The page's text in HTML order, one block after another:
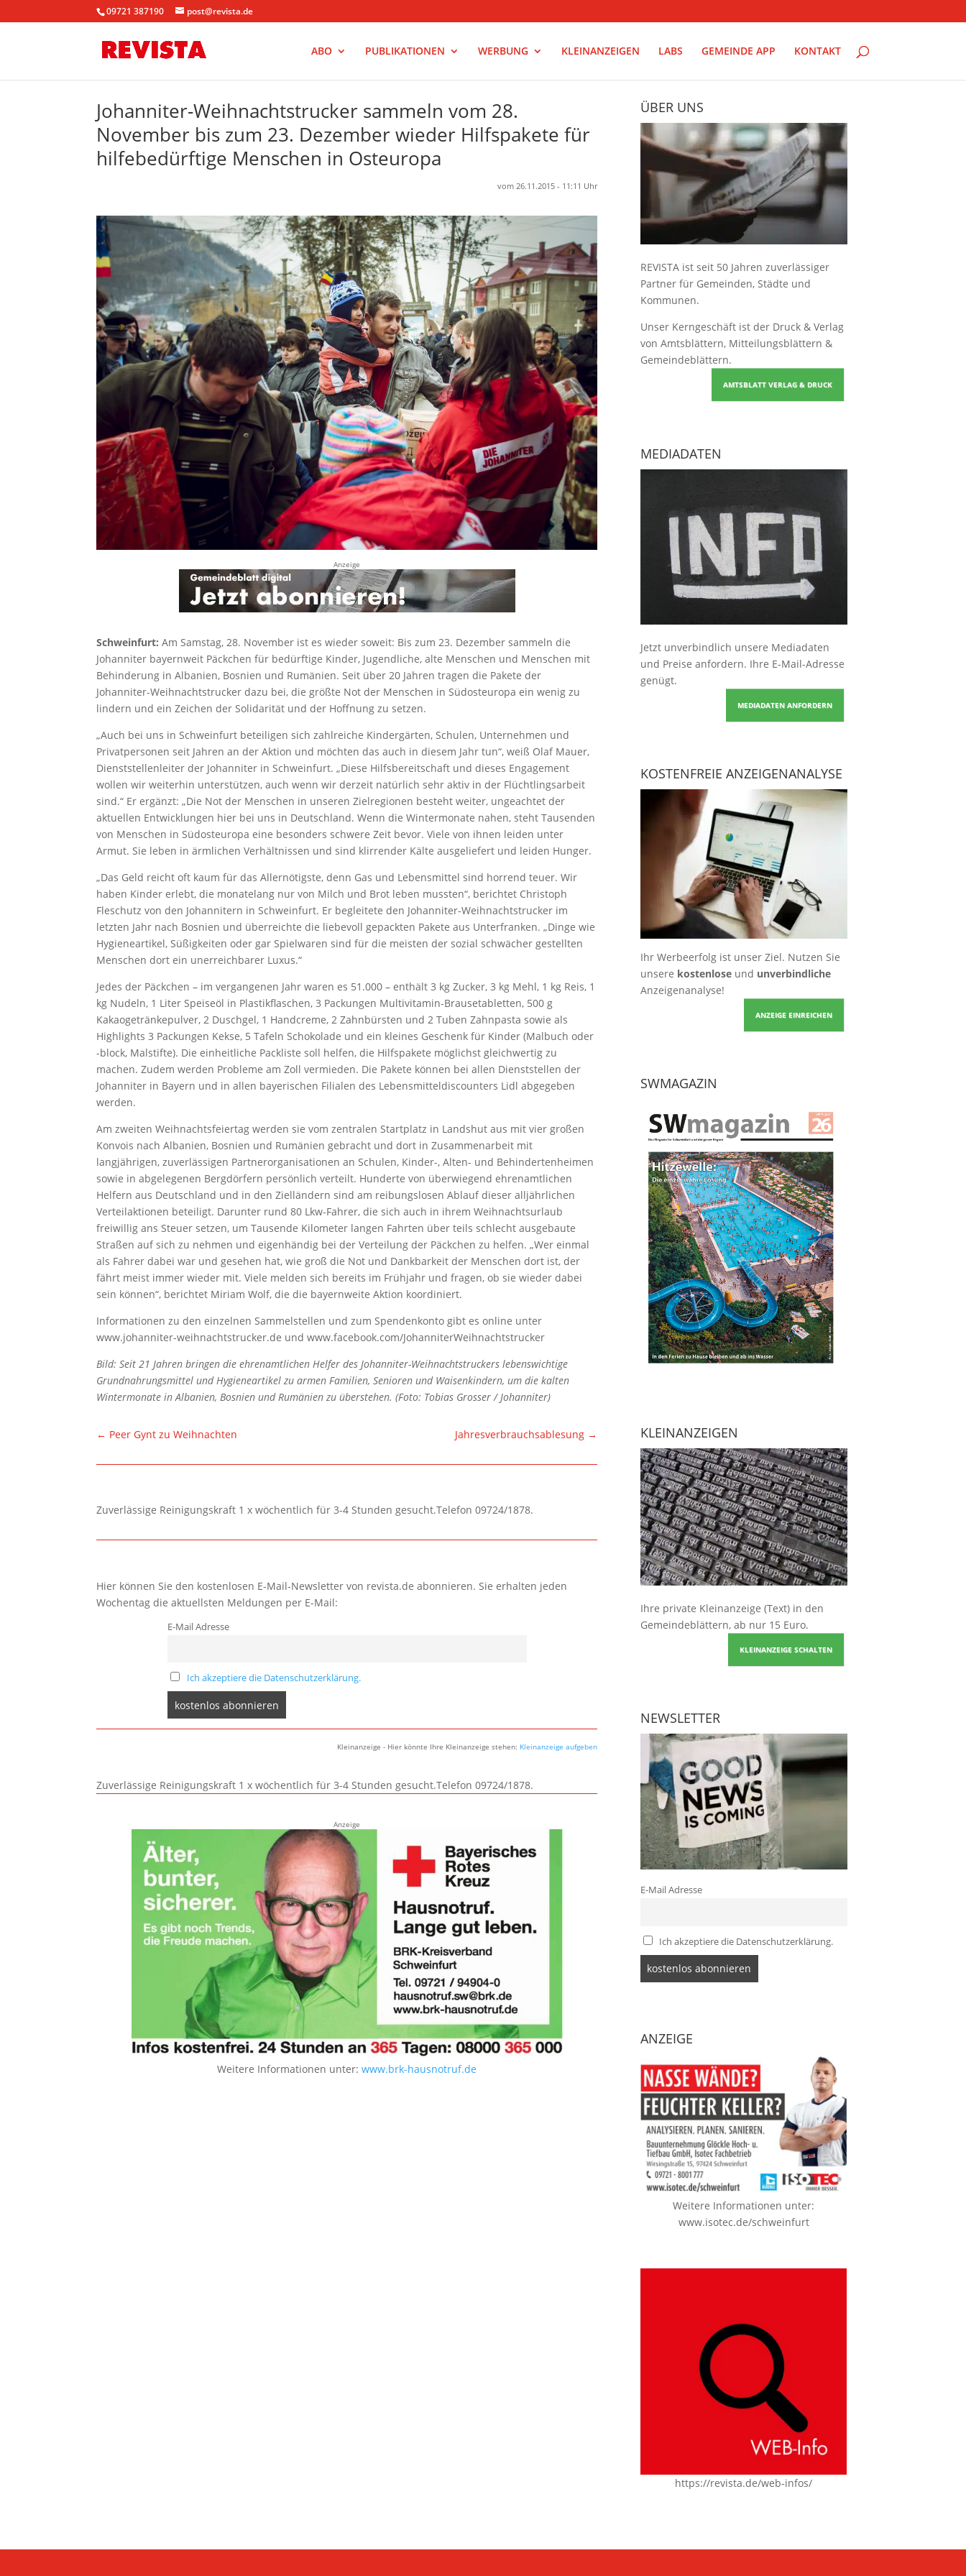
09721 387190 post@revista.de
ABO PUBLIKATIONEN WERBUNG KLEINANZEIGEN LABS GEMEINDE APP KONTAKT
Johanniter-Weihnachtstrucker sammeln vom 28.
November bis zum 23. Dezember wieder Hilfspakete für
hilfebedürftige Menschen in Osteuropa
vom 26.11.2015 - 11:11 Uhr
Anzeige
Schweinfurt: Am Samstag, 28. November ist es wieder soweit: Bis zum 23. Dezember sammeln die
Johanniter bayernweit Päckchen für bedürftige Kinder, Jugendliche, alte Menschen und Menschen mit
Behinderung in Albanien, Bosnien und Rumänien. Seit über 20 Jahren tragen die Pakete der
Johanniter-Weihnachtstrucker dazu bei, die größte Not der Menschen in Südosteuropa ein wenig zu
lindern und ein Zeichen der Solidarität und der Hoffnung zu setzen.
„Auch bei uns in Schweinfurt beteiligen sich zahlreiche Kindergärten, Schulen, Unternehmen und
Privatpersonen seit Jahren an der Aktion und möchten das auch in diesem Jahr tun“, weiß Olaf Mauer,
Dienststellenleiter der Johanniter in Schweinfurt. „Diese Hilfsbereitschaft und dieses Engagement
wollen wir weiterhin unterstützen, auch wenn wir derzeit natürlich sehr aktiv in der Flüchtlingsarbeit
sind.“ Er ergänzt: „Die Not der Menschen in unseren Zielregionen besteht weiter, ungeachtet der
aktuellen Entwicklungen hier bei uns in Deutschland. Wenn die Wintermonate nahen, steht Tausenden
von Menschen in Südosteuropa eine besonders schwere Zeit bevor. Viele von ihnen leiden unter
Armut. Sie leben in ärmlichen Verhältnissen und sind klirrender Kälte ausgeliefert und leiden Hunger.
„Das Geld reicht oft kaum für das Allernötigste, denn Gas und Lebensmittel sind horrend teuer. Wir
haben Kinder erlebt, die monatelang nur von Milch und Brot leben mussten“, berichtet Christoph
Fleschutz von den Johannitern in Schweinfurt. Er begleitete den Johanniter-Weihnachtstrucker im
letzten Jahr nach Bosnien und überreichte die liebevoll gepackten Pakete aus Unterfranken. „Dinge wie
Hygieneartikel, Süßigkeiten oder gar Spielwaren sind für die meisten der sozial schwächer gestellten
Menschen dort ein unerreichbarer Luxus.“
Jedes der Päckchen – im vergangenen Jahr waren es 51.000 – enthält 3 kg Zucker, 3 kg Mehl, 1 kg Reis, 1
kg Nudeln, 1 Liter Speiseöl in Plastikflaschen, 3 Packungen Multivitamin-Brausetabletten, 500 g
Kakaogetränkepulver, 2 Duschgel, 1 Handcreme, 2 Zahnbürsten und 2 Tuben Zahnpasta sowie als
Highlights 3 Packungen Kekse, 5 Tafeln Schokolade und ein kleines Geschenk für Kinder (Malbuch oder
-block, Malstifte). Die einheitliche Packliste soll helfen, die Hilfspakete möglichst gleichwertig zu
machen. Zudem werden Probleme am Zoll vermieden. Die Pakete können bei allen Dienststellen der
Johanniter in Bayern und in allen bayerischen Filialen des Lebensmitteldiscounters Lidl abgegeben
werden.
Am zweiten Weihnachtsfeiertag werden sie vom zentralen Startplatz in Landshut aus mit vier großen
Konvois nach Albanien, Bosnien und Rumänien gebracht und dort in Zusammenarbeit mit
langjährigen, zuverlässigen Partnerorganisationen an Schulen, Kinder-, Alten- und Behindertenheimen
sowie in abgelegenen Bergdörfern persönlich verteilt. Hunderte von überwiegend ehrenamtlichen
Helfern aus Deutschland und in den Zielländern sind am reibungslosen Ablauf dieser alljährlichen
Verteilaktionen beteiligt. Darunter rund 80 Lkw-Fahrer, die sich auch in ihrem Weihnachtsurlaub
freiwillig ans Steuer setzen, um Tausende Kilometer langen Fahrten über teils schlecht ausgebaute
Straßen auf sich zu nehmen und eigenhändig bei der Verteilung der Päckchen zu helfen. „Wer einmal
als Fahrer dabei war und gesehen hat, wie groß die Not und Dankbarkeit der Menschen dort ist, der
fährt meist immer wieder mit. Viele melden sich bereits im Frühjahr und fragen, ob sie wieder dabei
sein können“, berichtet Miriam Wolf, die die bayernweite Aktion koordiniert.
Informationen zu den einzelnen Sammelstellen und zum Spendenkonto gibt es online unter
www.johanniter-weihnachtstrucker.de und www.facebook.com/JohanniterWeihnachtstrucker
Bild: Seit 21 Jahren bringen die ehrenamtlichen Helfer des Johanniter-Weihnachtstruckers lebenswichtige
Grundnahrungsmittel und Hygieneartikel zu armen Familien, Senioren und Waisenkindern, um die kalten
Wintermonate in Albanien, Bosnien und Rumänien zu überstehen. (Foto: Tobias Grosser / Johanniter)
← Peer Gynt zu Weihnachten Jahresverbrauchsablesung →
Zuverlässige Reinigungskraft 1 x wöchentlich für 3-4 Stunden gesucht.Telefon 09724/1878.
Hier können Sie den kostenlosen E-Mail-Newsletter von revista.de abonnieren. Sie erhalten jeden
Wochentag die aktuellsten Meldungen per E-Mail:
E-Mail Adresse
Ich akzeptiere die Datenschutzerklärung.
Kleinanzeige - Hier könnte Ihre Kleinanzeige stehen: Kleinanzeige aufgeben
Zuverlässige Reinigungskraft 1 x wöchentlich für 3-4 Stunden gesucht.Telefon 09724/1878.
Anzeige
Weitere Informationen unter:www.brk-hausnotruf.de
ÜBER UNS
REVISTA ist seit 50 Jahren zuverlässiger
Partner für Gemeinden, Städte und
Kommunen.
Unser Kerngeschäft ist der Druck & Verlag
von Amtsblättern, Mitteilungsblättern &
Gemeindeblättern.
AMTSBLATT VERLAG & DRUCK
MEDIADATEN
Jetzt unverbindlich unsere Mediadaten
und Preise anfordern. Ihre E-Mail-Adresse
genügt.
MEDIADATEN ANFORDERN
KOSTENFREIE ANZEIGENANALYSE
Ihr Werbeerfolg ist unser Ziel. Nutzen Sie
unsere kostenloseund unverbindliche
Anzeigenanalyse!
ANZEIGE EINREICHEN
SWMAGAZIN
KLEINANZEIGEN
Ihre private Kleinanzeige (Text) in den
Gemeindeblättern, ab nur 15 Euro.
KLEINANZEIGE SCHALTEN
NEWSLETTER
E-Mail Adresse
Ich akzeptiere die Datenschutzerklärung.
ANZEIGE
Weitere Informationen unter:
www.isotec.de/schweinfurt
https://revista.de/web-infos/